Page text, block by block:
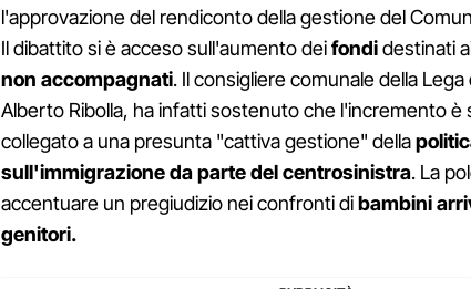
l'approvazione del rendiconto della gestione del
Il dibattito si è acceso sull'aumento deifondidestinati
non accompagnati. Il consigliere comunale della Lega
Alberto Ribolla, ha infatti sostenuto che l'incremento
collegato a una presunta "cattiva gestione" della
sull'immigrazione da parte del centrosinistra. La
accentuare un pregiudizio nei confronti dibambini
genitori.